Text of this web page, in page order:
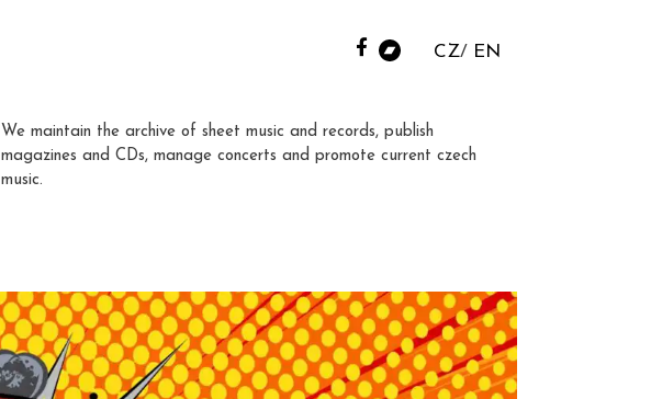
CZ EN
We maintain the archive of sheet music and records, publish
magazines and CDs, manage concerts and promote current czech
music.